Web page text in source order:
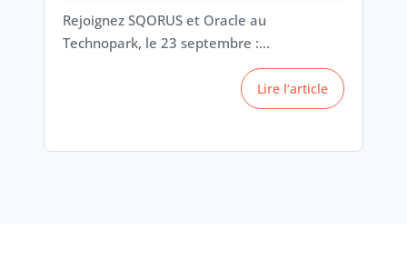
Rejoignez SQORUS et Oracle au
Technopark, le 23 septembre :…
Lire l‘article